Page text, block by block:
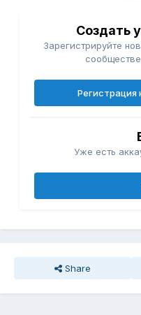
Создать
Зарегистрируйте
Регистрация
Уже есть
Share